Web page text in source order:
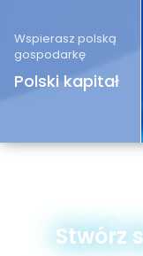
Wspierasz polską
gospodarkę
Polski kapitał
Stwórz